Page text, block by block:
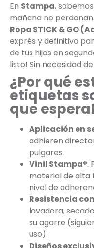
En Stampa,
mañana no
Ropa STICK & GO
exprés y definitiva
de tus hijos en
listo! Sin necesidad
¿Por qué
etiquetas
que
Aplicación en
adhieren
pulgares.
Vinil Stampa®:
material de alta
nivel de
Resistencia
lavadora,
su agarre
uso).